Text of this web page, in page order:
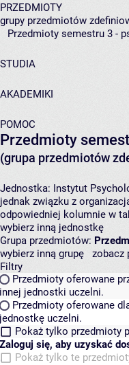
PRZEDMIOTY
grupy przedmiotów
Przedmioty semestru 3 -
STUDIA
AKADEMIKI
POMOC
Przedmioty
(grupa przedmiotów
Jednostka: Instytut
jednak związku z
odpowiedniej kolumnie w
wybierz inną jednostkę
Grupa przedmiotów:
wybierz inną grupę
zobacz
Filtry
Przedmioty oferowane
innej jednostki uczelni.
Przedmioty oferowane
jednostkę uczelni.
Pokaż tylko przedmioty
Zaloguj się, aby uzyskać
Pokaż tylko te